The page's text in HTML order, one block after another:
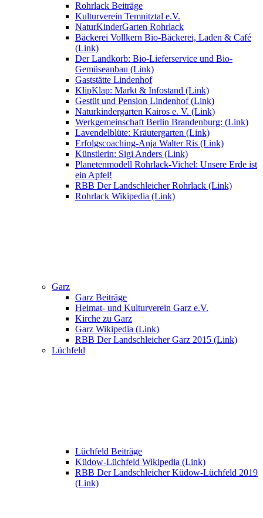
Rohrlack Beiträge
Kulturverein Temnitztal e.V.
NaturKinderGarten Rohrlack
Bäckerei Vollkern Bio-Bäckerei, Laden & Café
(Link)
Der Landkorb: Bio-Lieferservice und Bio-
Gemüseanbau (Link)
Gaststätte Lindenhof
KlipKlap: Markt & Infostand (Link)
Gestüt und Pension Lindenhof (Link)
Naturkindergarten Kairos e. V. (Link)
Werkgemeinschaft Berlin Brandenburg: (Link)
Lavendelblüte: Kräutergarten (Link)
Erfolgscoaching-Anja Walter Ris (Link)
Künstlerin: Sigi Anders (Link)
Planetenmodell Rohrlack-Vichel: Unsere Erde ist
ein Apfel!
RBB Der Landschleicher Rohrlack (Link)
Rohrlack Wikipedia (Link)
Garz
Garz Beiträge
Heimat- und Kulturverein Garz e.V.
Kirche zu Garz
Garz Wikipedia (Link)
RBB Der Landschleicher Garz 2015 (Link)
Lüchfeld
Lüchfeld Beiträge
Küdow-Lüchfeld Wikipedia (Link)
RBB Der Landschleicher Küdow-Lüchfeld 2019
(Link)